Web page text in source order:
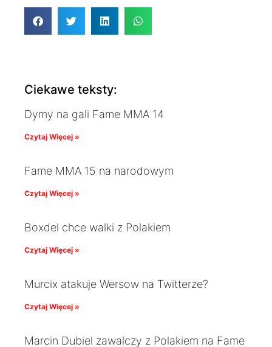
Ciekawe teksty:
Dymy na gali Fame MMA 14
Czytaj Więcej »
Fame MMA 15 na narodowym
Czytaj Więcej »
Boxdel chce walki z Polakiem
Czytaj Więcej »
Murcix atakuje Wersow na Twitterze?
Czytaj Więcej »
Marcin Dubiel zawalczy z Polakiem na Fame